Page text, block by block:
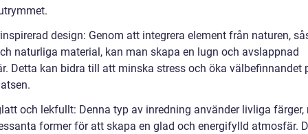
design: Genom att integrera element från naturen,
naturliga material, kan man skapa en lugn och avslappnad
Detta kan bidra till att minska stress och öka välbefinnandet
och lekfullt: Denna typ av inredning använder livliga färger,
former för att skapa en glad och energifylld atmosfär.